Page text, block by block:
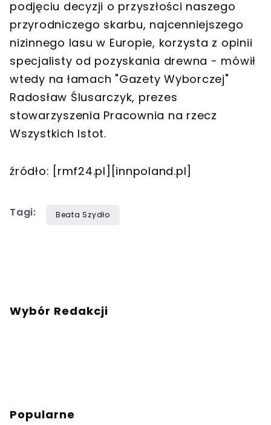
podjęciu decyzji o przyszłości naszego
przyrodniczego skarbu, najcenniejszego
nizinnego lasu w Europie, korzysta z opinii
specjalisty od pozyskania drewna - mówił
wtedy na łamach "Gazety Wyborczej"
Radosław Ślusarczyk, prezes
stowarzyszenia Pracownia na rzecz
Wszystkich Istot.
źródło: [rmf24.pl][innpoland.pl]
Tagi: Beata Szydło
Wybór Redakcji
Popularne